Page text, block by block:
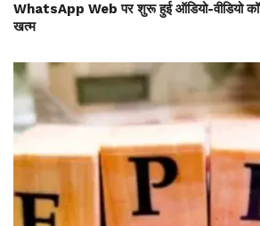
WhatsApp Web पर शुरू हुई ऑडियो-वीडियो
खत्म